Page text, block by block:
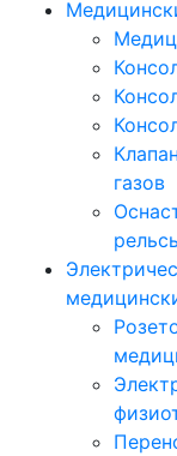
газов